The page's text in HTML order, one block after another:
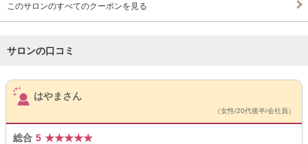
このサロンのすべてのクーポンを見る
サロンの口コミ
サロンPick Up
はやまさん
（女性/20代後半/会社員）
総合 5 ★★★★★